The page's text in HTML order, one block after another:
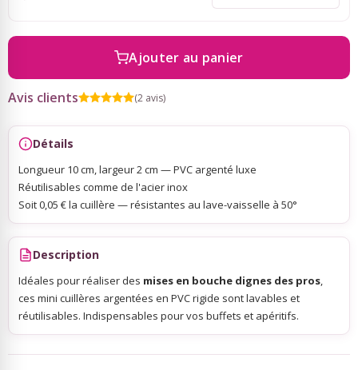
Ajouter au panier
Avis clients (2 avis)
Détails
Longueur 10 cm, largeur 2 cm — PVC argenté luxe
Réutilisables comme de l'acier inox
Soit 0,05 € la cuillère — résistantes au lave-vaisselle à 50°
Description
Idéales pour réaliser des mises en bouche dignes des pros,
ces mini cuillères argentées en PVC rigide sont lavables et
réutilisables. Indispensables pour vos buffets et apéritifs.